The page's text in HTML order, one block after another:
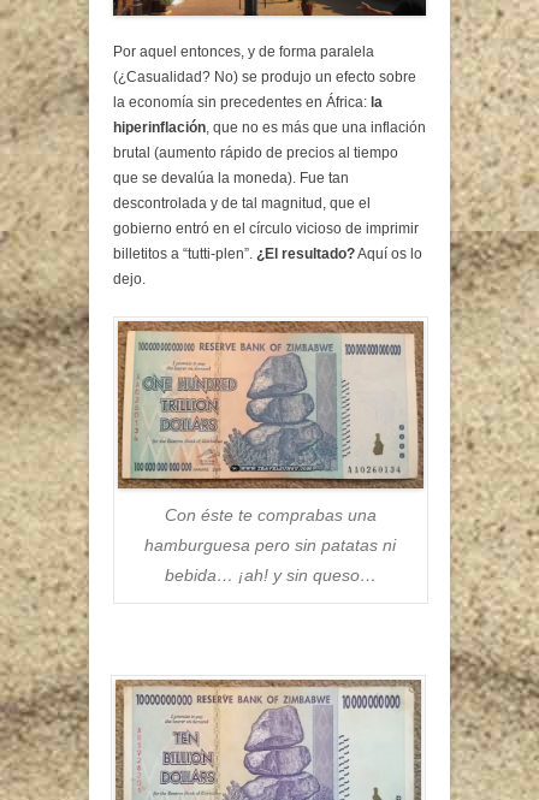
Por aquel entonces, y de forma paralela
(¿Casualidad? No) se produjo un efecto sobre
la economía sin precedentes en África: la
hiperinflación , que no es más que una inflación
brutal (aumento rápido de precios al tiempo
que se devalúa la moneda). Fue tan
descontrolada y de tal magnitud, que el
gobierno entró en el círculo vicioso de imprimir
billetitos a “tutti-plen”. ¿El resultado?Aquí os lo
dejo.
Con éste te comprabas una
hamburguesa pero sin patatas ni
bebida… ¡ah! y sin queso…